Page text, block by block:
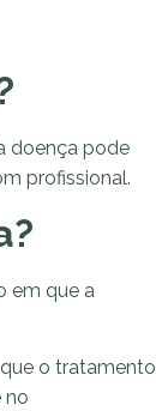
doença pode
profissional.
em que a
o tratamento
no